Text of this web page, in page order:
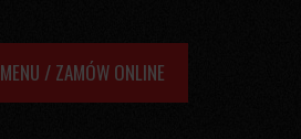
MENU / ZAMÓW ONLINE